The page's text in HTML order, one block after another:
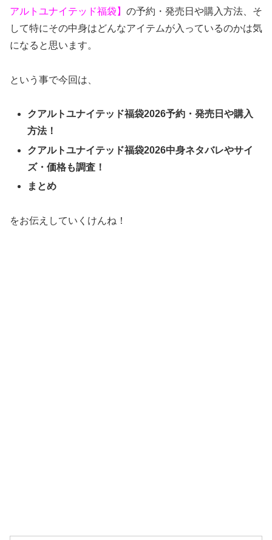
アルトユナイテッド福袋】 の予約・発売日や購入方法、そ
して特にその中身はどんなアイテムが入っているのかは気
になると思います。
という事で今回は、
クアルトユナイテッド福袋2026予約・発売日や購入
方法！
クアルトユナイテッド福袋2026中身ネタバレやサイ
ズ・価格も調査！
まとめ
をお伝えしていくけんね！